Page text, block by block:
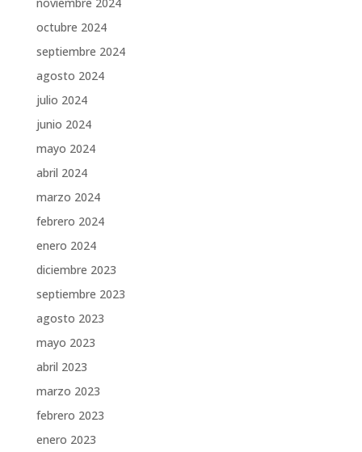
octubre 2024
septiembre 2024
agosto 2024
julio 2024
junio 2024
mayo 2024
abril 2024
marzo 2024
febrero 2024
enero 2024
diciembre 2023
septiembre 2023
agosto 2023
mayo 2023
abril 2023
marzo 2023
febrero 2023
enero 2023